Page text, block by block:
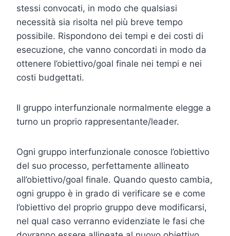
stessi convocati, in modo che qualsiasi
necessità sia risolta nel più breve tempo
possibile. Rispondono dei tempi e dei costi di
esecuzione, che vanno concordati in modo da
ottenere l’obiettivo/goal finale nei tempi e nei
costi budgettati.
Il gruppo interfunzionale normalmente elegge a
turno un proprio rappresentante/leader.
Ogni gruppo interfunzionale conosce l’obiettivo
del suo processo, perfettamente allineato
all’obiettivo/goal finale. Quando questo cambia,
ogni gruppo è in grado di verificare se e come
l’obiettivo del proprio gruppo deve modificarsi,
nel qual caso verranno evidenziate le fasi che